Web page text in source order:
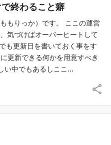
終わること癖
もりっか）です。 ここの運営
気づけばオーバーヒートして
も更新日を書いておく事をす
新できる何かを用意すべき
中でもあるしここ...